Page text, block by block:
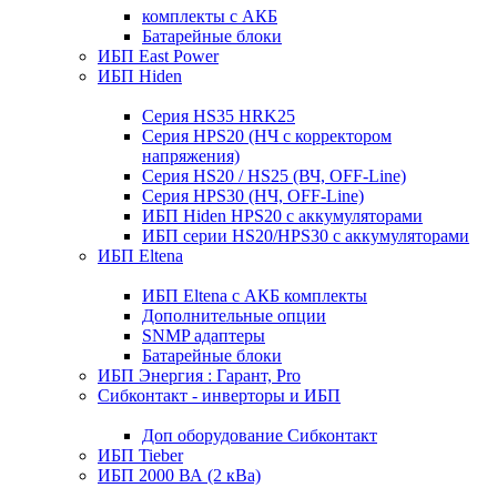
комплекты с АКБ
Батарейные блоки
ИБП East Power
ИБП Hiden
Серия HS35 HRK25
Серия HPS20 (НЧ с корректором
напряжения)
Серия HS20 / HS25 (ВЧ, OFF-Line)
Серия HPS30 (НЧ, OFF-Line)
ИБП Hiden HPS20 с аккумуляторами
ИБП серии HS20/HPS30 с аккумуляторами
ИБП Eltena
ИБП Eltena с АКБ комплекты
Дополнительные опции
SNMP адаптеры
Батарейные блоки
ИБП Энергия : Гарант, Pro
Сибконтакт - инверторы и ИБП
Доп оборудование Сибконтакт
ИБП Tieber
ИБП 2000 ВА (2 кВа)